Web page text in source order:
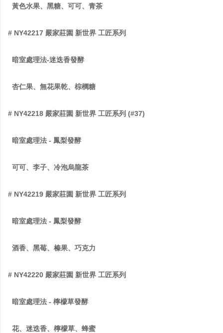
黃色水果、黑糖、可可、青茶
# NY42217 嚴家莊園 新世界 工匠系列
暗室處理法-迷迭香發酵
杏仁果、無花果乾、棕櫚糖
# NY42218 嚴家莊園 新世界 工匠系列 (#37)
暗室處理法 - 鳳梨發酵
可可、李子、冷泡烏龍茶
# NY42219 嚴家莊園 新世界 工匠系列
暗室處理法 - 鳳梨發酵
酒香、黑莓、榛果、巧克力
# NY42220 嚴家莊園 新世界 工匠系列
暗室處理法 - 檸檬草發酵
花、迷迭香、檸檬草、蜂蜜